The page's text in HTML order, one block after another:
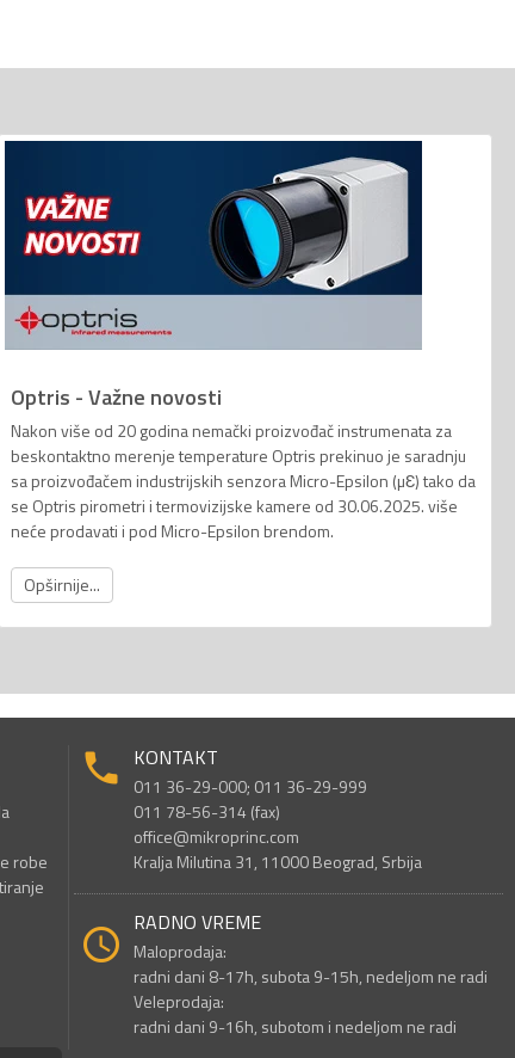
Optris - Važne novosti
Nakon više od 20 godina nemački proizvođač instrumenata za
beskontaktno merenje temperature Optris prekinuo je saradnju
sa proizvođačem industrijskih senzora Micro-Epsilon (µƐ) tako da
se Optris pirometri i termovizijske kamere od 30.06.2025. više
neće prodavati i pod Micro-Epsilon brendom.
Opširnije...
robe
KONTAKT
011 36-29-000; 011 36-29-999
011 78-56-314 (fax)
office@mikroprinc.com
Kralja Milutina 31, 11000 Beograd, Srbija
RADNO VREME
Maloprodaja:
radni dani 8-17h, subota 9-15h, nedeljom ne radi
Veleprodaja:
radni dani 9-16h, subotom i nedeljom ne radi